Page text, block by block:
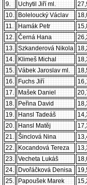
9.
Uchytil Jiří ml.
10.
Boleloucký Václav
11.
Hamák Petr
12. Černá Hana
13. Szkanderová Nikola
14.
Klimeš Michal
15. Vábek Jaroslav ml.
16.
Fuchs Jiří
17.
Mašek Daniel
18.
Peřina David
19.
Hansl Tadeáš
20.
Hansl Matěj
21. Šinclová Nina
22.
Kocandová Tereza
23. Vecheta Lukáš
24.
Dvořáčková Denisa
25.
Papoušek Marek